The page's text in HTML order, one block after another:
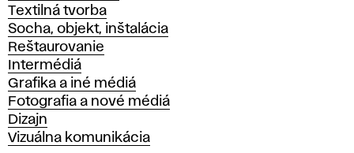
Textilná tvorba
Socha, objekt, inštalácia
Reštaurovanie
Intermédiá
Grafika a iné médiá
Fotografia a nové médiá
Dizajn
Vizuálna komunikácia